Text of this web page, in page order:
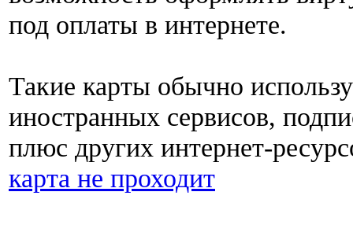
под оплаты в интернете.
Такие карты обычно
иностранных сервисов,
плюс других интернет-
карта не проходит